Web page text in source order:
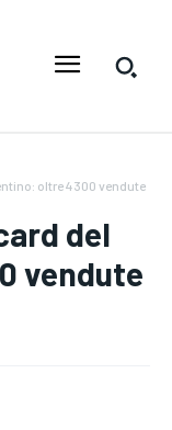
oltre 4300 vendute
del
vendute